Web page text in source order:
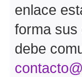
enlace
forma sus
debe